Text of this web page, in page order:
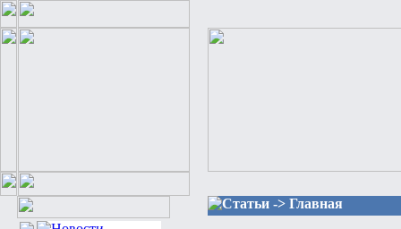
Статьи -> Главная